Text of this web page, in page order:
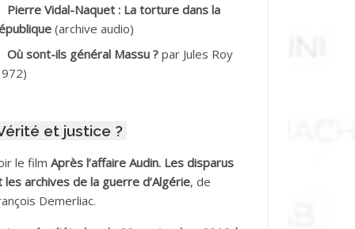
Omar *
Vve AIT SAADA
Mohamed Akli
Pierre Vidal-Naquet : La torture dans la
(archive audio)
Où sont-ils général Massu ? par Jules Roy
et justice ?
le film Après l’affaire Audin. Les disparus
les archives de la guerre d’Algérie, de
Demerliac.